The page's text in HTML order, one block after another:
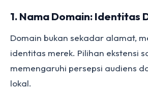
1. Nama Domain: Identitas
Domain bukan sekadar alamat,
identitas merek. Pilihan ekstensi
memengaruhi persepsi audiens
lokal.